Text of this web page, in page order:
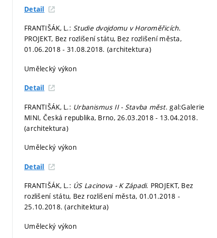
Detail
FRANTIŠÁK, L.: Studie dvojdomu v Horoměřicích.
PROJEKT, Bez rozlišení státu, Bez rozlišení města,
01.06.2018 - 31.08.2018. (architektura)
Umělecký výkon
Detail
FRANTIŠÁK, L.: Urbanismus II - Stavba měst. gal:Galerie
MINI, Česká republika, Brno, 26.03.2018 - 13.04.2018.
(architektura)
Umělecký výkon
Detail
FRANTIŠÁK, L.: ÚS Lacinova - K Západi. PROJEKT, Bez
rozlišení státu, Bez rozlišení města, 01.01.2018 -
25.10.2018. (architektura)
Umělecký výkon